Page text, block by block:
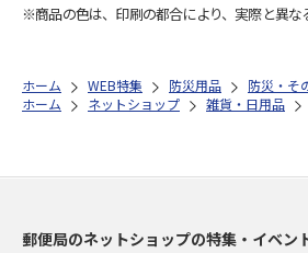
※商品の色は、印刷の都合により、実際と異な
ホーム WEB特集 防災用品 防災・そ
ホーム
ネットショップ 雑貨・日用品
郵便局のネットショップの特集・イベン